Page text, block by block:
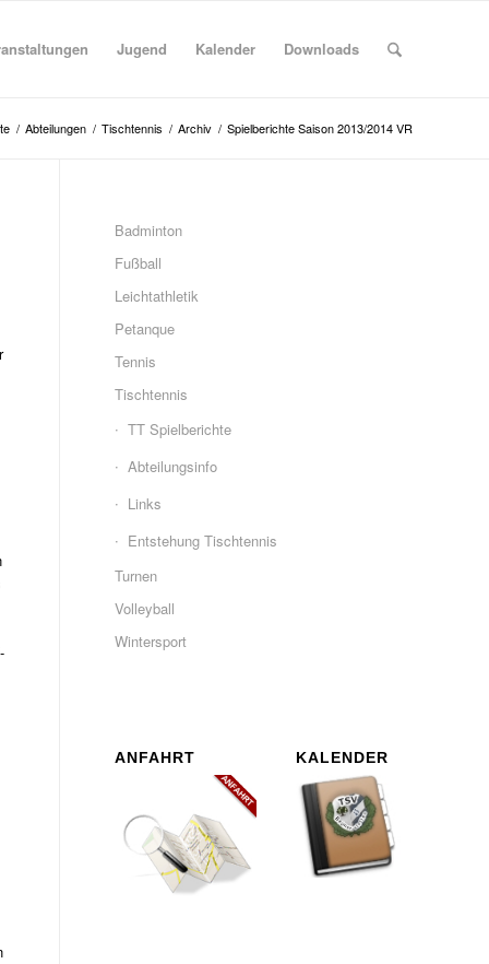
Jugend Kalender Downloads
/ Abteilungen / Tischtennis / Archiv / Spielberichte Saison 2013/2014 VR
Badminton
Fußball
Leichtathletik
Petanque
Tennis
Tischtennis
TT Spielberichte
Abteilungsinfo
Links
Entstehung Tischtennis
Turnen
Volleyball
Wintersport
ANFAHRT KALENDER